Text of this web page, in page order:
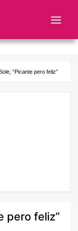
“Picante pero feliz”
pero feliz”